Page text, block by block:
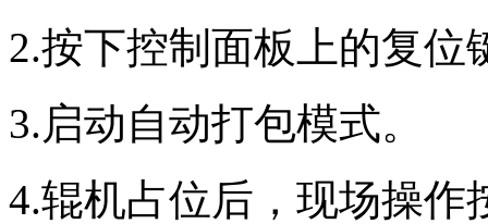
2.按下控制面板上的复位
3.启动自动打包模式。
4.辊机占位后，现场操作